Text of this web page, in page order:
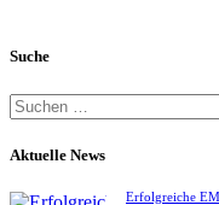
Suche
Suchen
nach:
Aktuelle News
Erfolgreiche